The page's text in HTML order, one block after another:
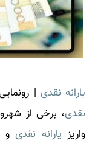
یارانه نقدی |
نقدی، برخی از
واریز یارانه نقدیو